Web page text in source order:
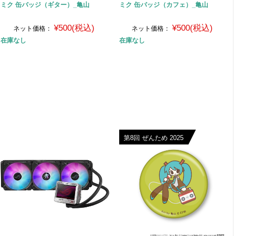
ミク 缶バッジ（ギター）_亀山
ネット価格： ¥500(税込)
在庫なし
ミク 缶バッジ（カフェ）_亀山
ネット価格： ¥500(税込)
在庫なし
第8回 ぜんため 2025